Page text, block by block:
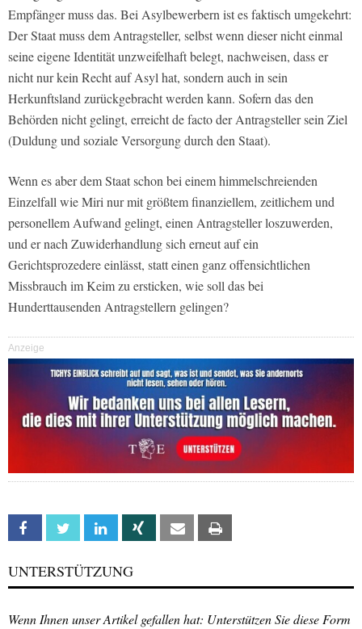
Empfänger muss das. Bei Asylbewerbern ist es faktisch umgekehrt:
Der Staat muss dem Antragsteller, selbst wenn dieser nicht einmal
seine eigene Identität unzweifelhaft belegt, nachweisen, dass er
nicht nur kein Recht auf Asyl hat, sondern auch in sein
Herkunftsland zurückgebracht werden kann. Sofern das den
Behörden nicht gelingt, erreicht de facto der Antragsteller sein Ziel
(Duldung und soziale Versorgung durch den Staat).
Wenn es aber dem Staat schon bei einem himmelschreienden
Einzelfall wie Miri nur mit größtem finanziellem, zeitlichem und
personellem Aufwand gelingt, einen Antragsteller loszuwerden,
und er nach Zuwiderhandlung sich erneut auf ein
Gerichtsprozedere einlässt, statt einen ganz offensichtlichen
Missbrauch im Keim zu ersticken, wie soll das bei
Hunderttausenden Antragstellern gelingen?
Anzeige
Facebook Twitter Linkedin Xing Email
UNTERSTÜTZUNG
Wenn Ihnen unser Artikel gefallen hat: Unterstützen Sie diese Form